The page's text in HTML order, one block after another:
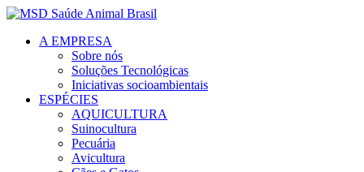
A EMPRESA
Sobre nós
Soluções Tecnológicas
Iniciativas socioambientais
ESPÉCIES
AQUICULTURA
Suinocultura
Pecuária
Avicultura